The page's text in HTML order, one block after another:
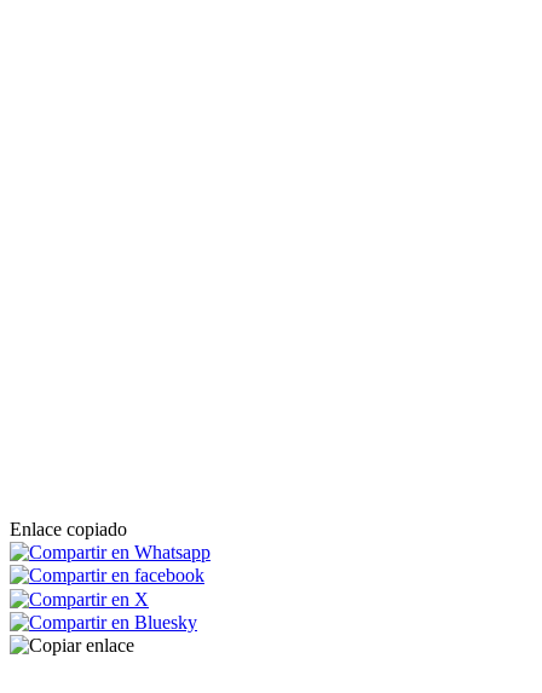
Enlace copiado